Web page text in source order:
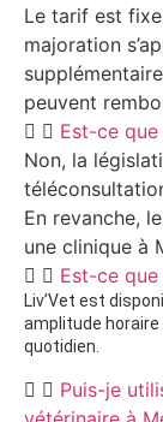
Le tarif est
majoration
peuvent
Est-ce
Non, la
En revanche,
une clinique à
Est-ce
Liv’Vet est
amplitude horaire
quotidien.
Puis-je